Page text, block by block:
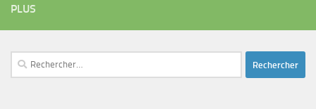
PLUS
Rechercher :